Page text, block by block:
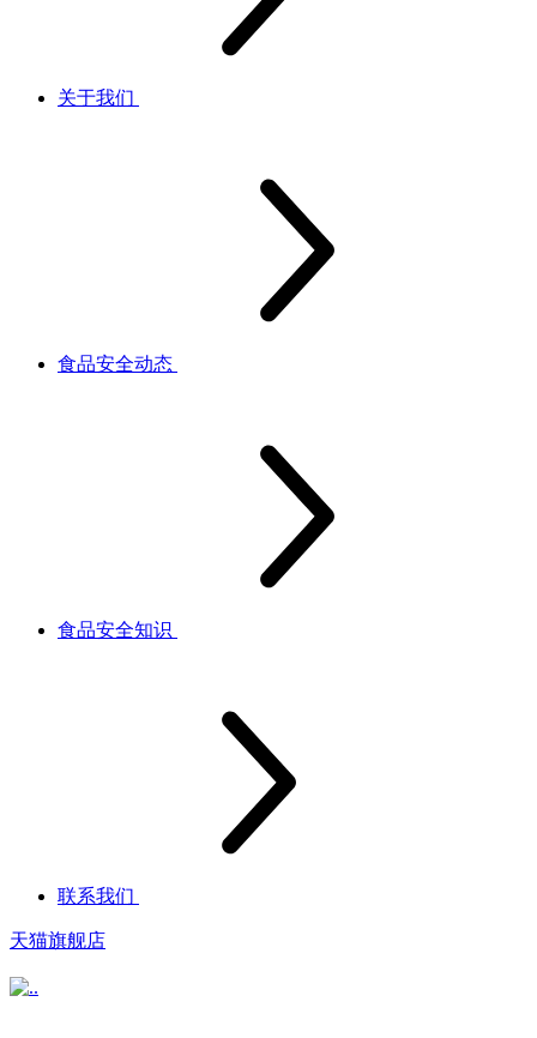
关于我们
食品安全动态
食品安全知识
联系我们
天猫旗舰店